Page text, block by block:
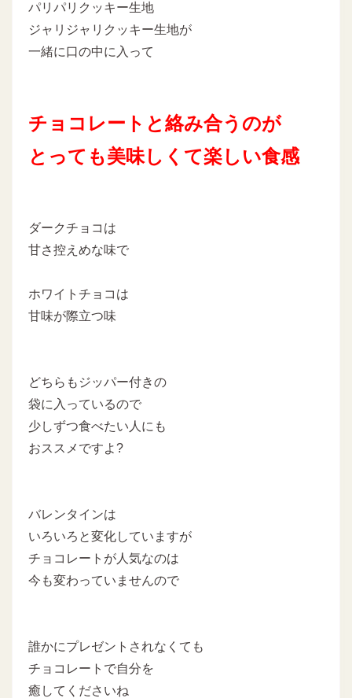
パリパリクッキー生地
ジャリジャリクッキー生地が
一緒に口の中に入って
チョコレートと絡み合うのが
とっても美味しくて楽しい食感
ダークチョコは
甘さ控えめな味で
ホワイトチョコは
甘味が際立つ味
どちらもジッパー付きの
袋に入っているので
少しずつ食べたい人にも
おススメですよ?
バレンタインは
いろいろと変化していますが
チョコレートが人気なのは
今も変わっていませんので
誰かにプレゼントされなくても
チョコレートで自分を
癒してくださいね